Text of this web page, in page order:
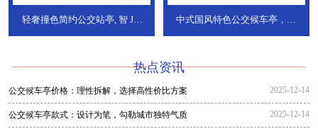
轻奢撞色简约公交站亭, 智 JT-
中式国风特色公交候车亭，承
热点资讯
公交候车亭价格：理性拆解，选择高性价比方案 2025-12-14
公交候车亭款式：设计为笔，勾勒城市独特气质 2025-12-14